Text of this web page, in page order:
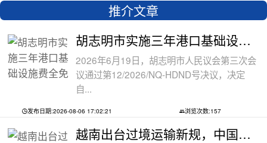
推介文章
胡志明市实施三年港口基础设施费全免政
2026年6月19日，胡志明市人民议会第三次会
议通过第12/2026/NQ-HDND号决议，决定
自...
发布日期:2026-08-06 17:02:21 浏览次数:157
越南出台过境运输新规，中国货物中转通